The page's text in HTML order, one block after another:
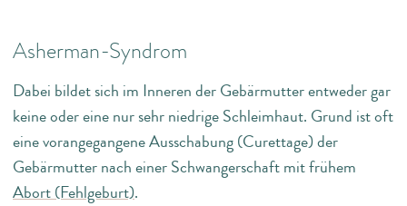
Asherman-Syndrom
Dabei bildet sich im Inneren der Gebärmutter entweder gar
keine oder eine nur sehr niedrige Schleimhaut. Grund ist oft
eine vorangegangene Ausschabung (Curettage) der
Gebärmutter nach einer Schwangerschaft mit frühem
Abort (Fehlgeburt).